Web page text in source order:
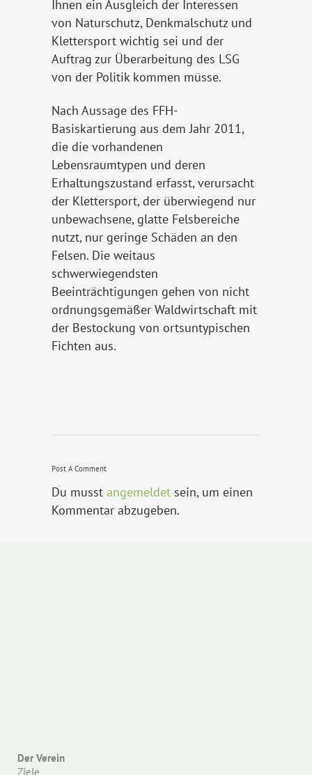
Ihnen ein Ausgleich der Interessen
von Naturschutz, Denkmalschutz und
Klettersport wichtig sei und der
Auftrag zur Überarbeitung des LSG
von der Politik kommen müsse.
Nach Aussage des FFH-
Basiskartierung aus dem Jahr 2011,
die die vorhandenen
Lebensraumtypen und deren
Erhaltungszustand erfasst, verursacht
der Klettersport, der überwiegend nur
unbewachsene, glatte Felsbereiche
nutzt, nur geringe Schäden an den
Felsen. Die weitaus
schwerwiegendsten
Beeinträchtigungen gehen von nicht
ordnungsgemäßer Waldwirtschaft mit
der Bestockung von ortsuntypischen
Fichten aus.
Post A Comment
Du musst angemeldet sein, um einen
Kommentar abzugeben.
Der Verein
Ziele